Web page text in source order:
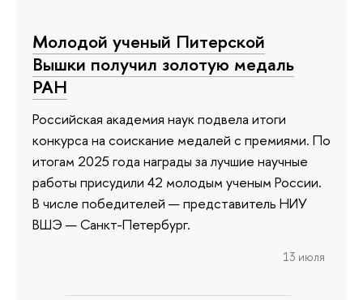
Молодой ученый Питерской
Вышки получил золотую медаль
РАН
Российская академия наук подвела итоги
конкурса на соискание медалей с премиями. По
итогам 2025 года награды за лучшие научные
работы присудили 42 молодым ученым России.
В числе победителей — представитель НИУ
ВШЭ — Санкт-Петербург.
13 июля